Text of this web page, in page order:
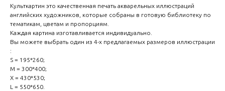
Культкартин это качественная печать акварельных иллюстраций
английских художников, которые собраны в готовую библиотеку по
тематикам, цветам и пропорциям.
Каждая картина изготавливается индивидуально.
Вы можете выбрать один из 4-х предлагаемых размеров иллюстрации
:
S = 195*260;
M = 300*400;
Х = 430*530;
L = 550*650.